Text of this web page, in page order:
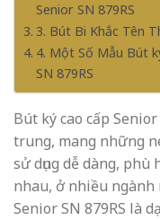
Senior SN 879RS
3. Bút Bi Khắc Tên
4. Một Số Mẫu Bút
SN 879RS
Bút ký cao cấp Senior
trung, mang những
sử dụng dễ dàng,
nhau, ở nhiều ngành
Senior SN 879RS là